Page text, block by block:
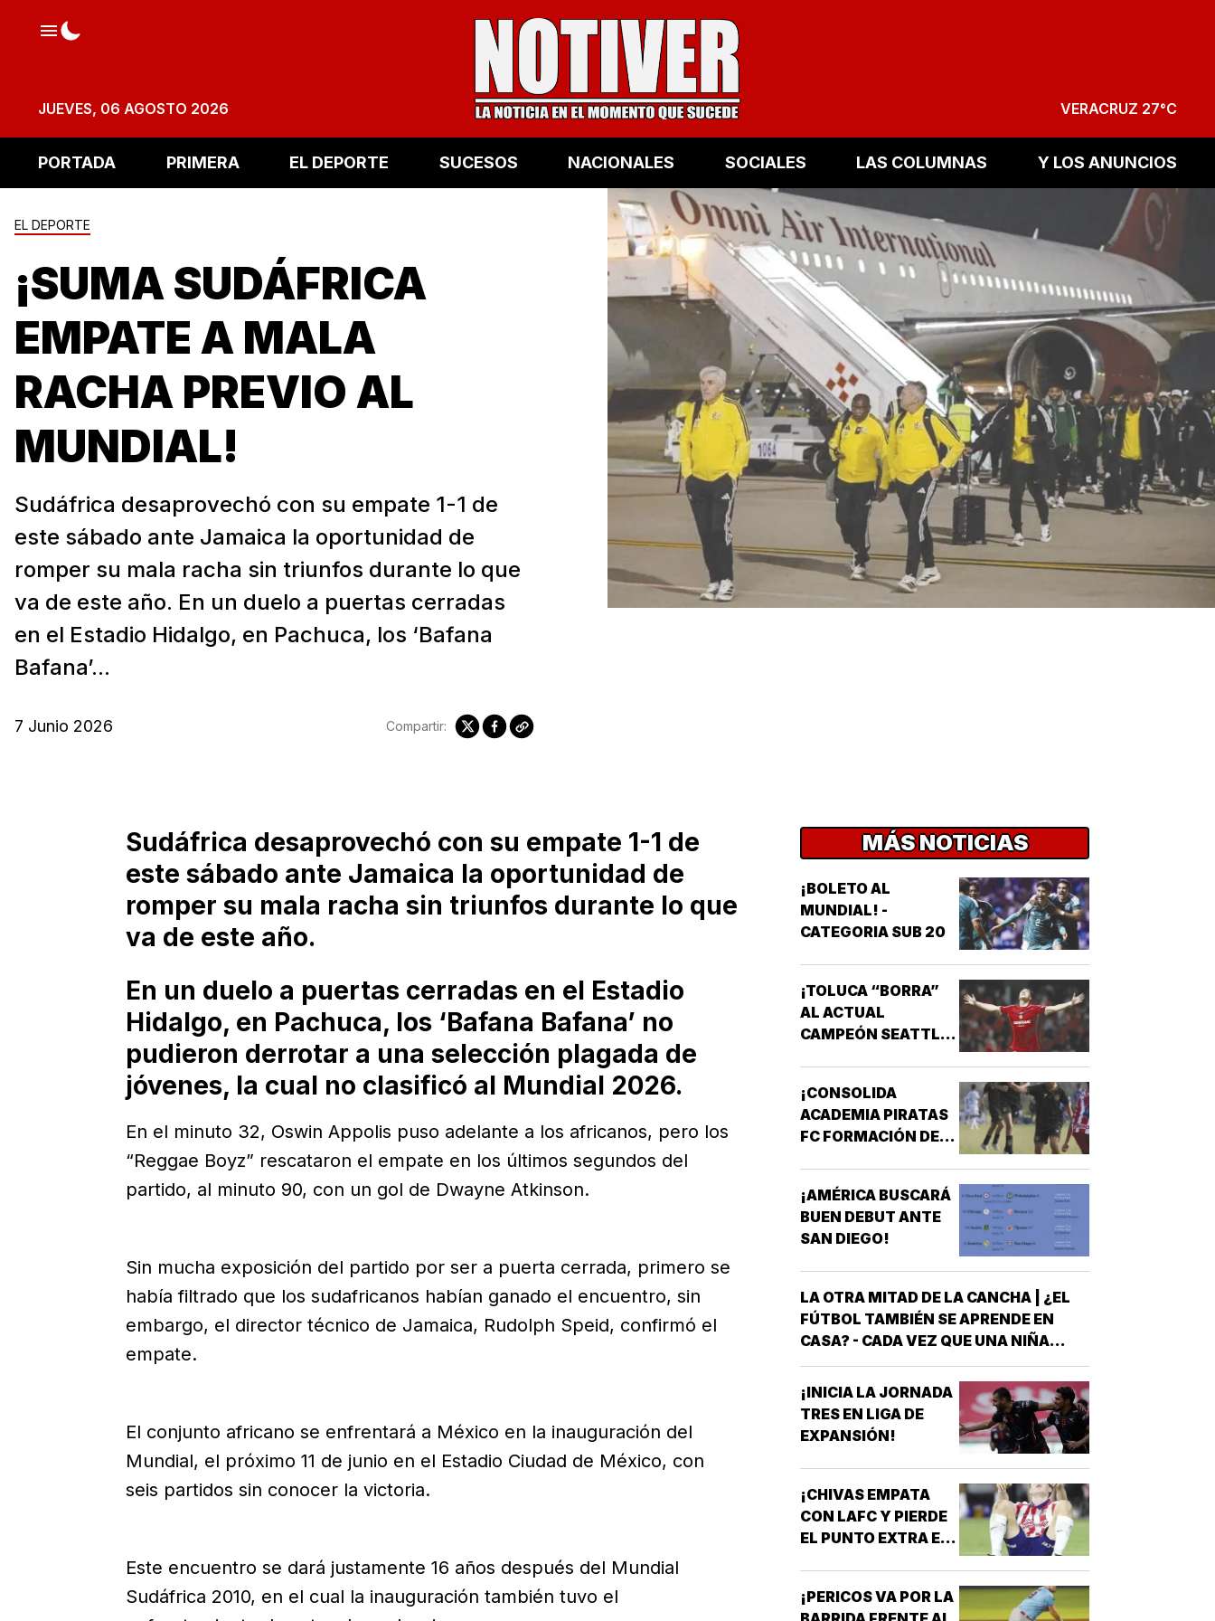
JUEVES, 06 AGOSTO 2026 VERACRUZ 27°C
PORTADA PRIMERA EL DEPORTE SUCESOS NACIONALES SOCIALES LAS COLUMNAS Y LOS ANUNCIOS
EL DEPORTE
¡SUMA SUDÁFRICA
EMPATE A MALA
RACHA PREVIO AL
MUNDIAL!
Sudáfrica desaprovechó con su empate 1-1 de
este sábado ante Jamaica la oportunidad de
romper su mala racha sin triunfos durante lo que
va de este año. En un duelo a puertas cerradas
en el Estadio Hidalgo, en Pachuca, los ‘Bafana
Bafana’...
7 Junio 2026 Compartir:
Sudáfrica desaprovechó con su empate 1-1 de
este sábado ante Jamaica la oportunidad de
romper su mala racha sin triunfos durante lo que
va de este año.
En un duelo a puertas cerradas en el Estadio
Hidalgo, en Pachuca, los ‘Bafana Bafana’ no
pudieron derrotar a una selección plagada de
jóvenes, la cual no clasificó al Mundial 2026.
En el minuto 32, Oswin Appolis puso adelante a los africanos, pero los
“Reggae Boyz” rescataron el empate en los últimos segundos del
partido, al minuto 90, con un gol de Dwayne Atkinson.
Sin mucha exposición del partido por ser a puerta cerrada, primero se
había filtrado que los sudafricanos habían ganado el encuentro, sin
embargo, el director técnico de Jamaica, Rudolph Speid, confirmó el
empate.
El conjunto africano se enfrentará a México en la inauguración del
Mundial, el próximo 11 de junio en el Estadio Ciudad de México, con
seis partidos sin conocer la victoria.
Este encuentro se dará justamente 16 años después del Mundial
Sudáfrica 2010, en el cual la inauguración también tuvo el
MÁS NOTICIAS
¡BOLETO AL
MUNDIAL! -
CATEGORIA SUB 20
¡TOLUCA “BORRA”
AL ACTUAL
CAMPEÓN SEATTLE
¡CONSOLIDA
ACADEMIA PIRATAS
FC FORMACIÓN DE
¡AMÉRICA BUSCARÁ
BUEN DEBUT ANTE
SAN DIEGO!
LA OTRA MITAD DE LA CANCHA | ¿EL
FÚTBOL TAMBIÉN SE APRENDE EN
CASA? - CADA VEZ QUE UNA NIÑA
ENTRA A UNA CANCHA CON UN BALÓN
BAJO EL BRAZO, NO LLEGA SOLA
*DETRÁS DE ELLA SIEMPRE HAY
ALGUIEN QUE LA LLEVÓ AL
ENTRENAMIENTO, QUE HIZO EL
ESFUERZO…
¡INICIA LA JORNADA
TRES EN LIGA DE
EXPANSIÓN!
¡CHIVAS EMPATA
CON LAFC Y PIERDE
EL PUNTO EXTRA EN
¡PERICOS VA POR LA